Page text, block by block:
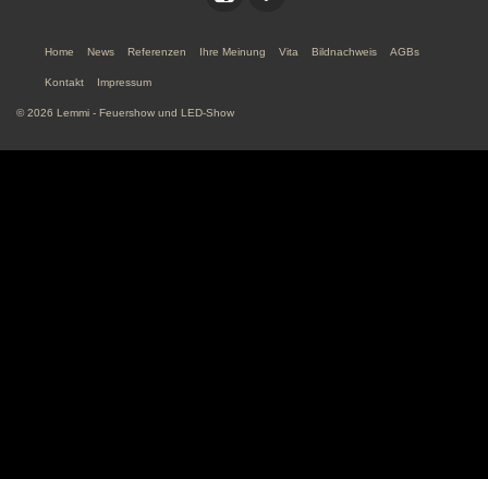
Home News Referenzen Ihre Meinung Vita Bildnachweis AGBs
Kontakt Impressum
© 2026 Lemmi - Feuershow und LED-Show